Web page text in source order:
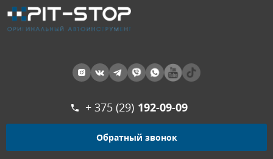
+ 375 (29) 192-09-09
Обратный звонок